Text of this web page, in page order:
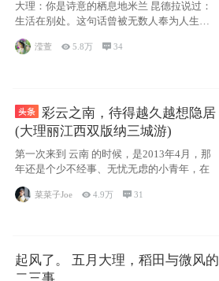
大理：你是诗意的栖息地米兰 昆德拉说过：
生活在别处。这句话曾被无数人奉为人生信
条，并
滢萱 5.8万 34
彩云之南，待得越久越想隐居
(大理丽江西双版纳三城游)
第一次来到 云南 的时候，是2013年4月，那
年还是个少不经事、无忧无虑的小青年，在
菜菜子Joe 4.9万  31
起风了。 五月大理，稻田与微风的